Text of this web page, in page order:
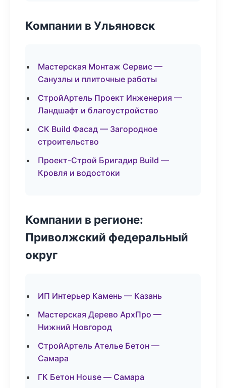
Компании в Ульяновск
Мастерская Монтаж Сервис —
Санузлы и плиточные работы
СтройАртель Проект Инженерия —
Ландшафт и благоустройство
СК Build Фасад — Загородное
строительство
Проект-Строй Бригадир Build —
Кровля и водостоки
Компании в регионе:
Приволжский федеральный
округ
ИП Интерьер Камень — Казань
Мастерская Дерево АрхПро —
Нижний Новгород
СтройАртель Ателье Бетон —
Самара
ГК Бетон House — Самара